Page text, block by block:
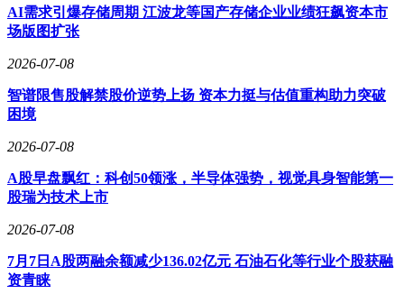
根据改革时间表，新组建的绵阳农商银行将在完成工商变更后
正式挂牌。届时，这家拥有1个市级总部、6个县域分部、150
的双重使命。三位核心管理者的协作成效，或将决定这场金融
改革能否实现"1+6>7"的预期目标。
AI需求引爆存储周期 江波龙等国产存储企业业绩狂飙资本市
场版图扩张
2026-07-08
智谱限售股解禁股价逆势上扬 资本力挺与估值重构助力突破
困境
2026-07-08
A股早盘飘红：科创50领涨，半导体强势，视觉具身智能第一
股瑞为技术上市
2026-07-08
7月7日A股两融余额减少136.02亿元 石油石化等行业个股获融
资青睐